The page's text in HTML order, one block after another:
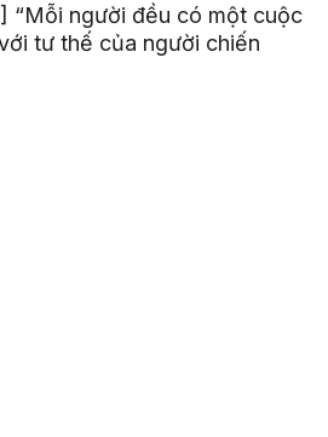
“Mỗi người đều có một cuộc
tư thế của người chiến